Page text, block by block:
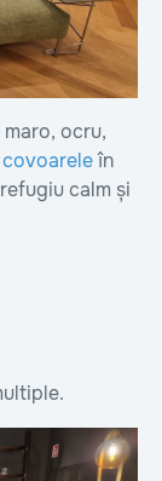
ocru,
covoareleîn
calm și